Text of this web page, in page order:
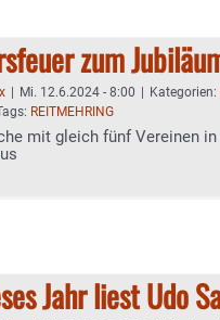
zum
Mi. 12.6.2024 - 8:00 Kategorien:
REITMEHRING
mit gleich fünf Vereinen
Jahr liest Udo